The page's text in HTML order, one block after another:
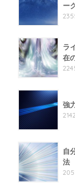
ー
ラ
在
強
自
法